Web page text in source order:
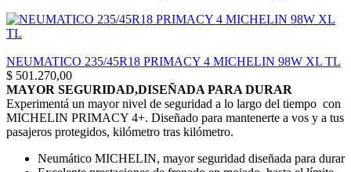
NEUMATICO 235/45R18 PRIMACY 4 MICHELIN 98W XL TL
$ 501.270,00
MAYOR SEGURIDAD,DISEÑADA PARA DURAR
Experimentá un mayor nivel de seguridad a lo largo del tiempo con
MICHELIN PRIMACY 4+. Diseñado para mantenerte a vos y a tus
pasajeros protegidos, kilómetro tras kilómetro.
Neumático MICHELIN, mayor seguridad diseñada para durar